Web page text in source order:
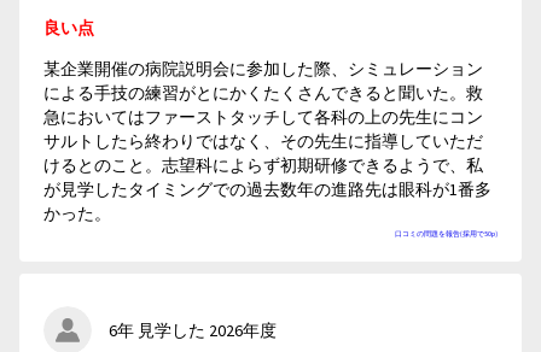
口コミの問題を報告(採用で50p)
良い点
某企業開催の病院説明会に参加した際、シミュレーション
による手技の練習がとにかくたくさんできると聞いた。救
急においてはファーストタッチして各科の上の先生にコン
サルトしたら終わりではなく、その先生に指導していただ
けるとのこと。志望科によらず初期研修できるようで、私
が見学したタイミングでの過去数年の進路先は眼科が1番多
かった。
6年 見学した 2026年度